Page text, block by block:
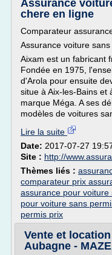
Assurance
chere en ligne
Comparateur
Assurance voiture
Aixam est un fabricant
Fondée en 1975,
d'Arola pour ensuite
situe à Aix-les-Bains et
marque Méga. A ses
modèles de voitures
Lire la suite
Date: 2017-07-27
Site : http://
Thèmes liés :
comparateur prix
assurance pour
pour voiture sans
permis prix
Vente et
Aubagne -